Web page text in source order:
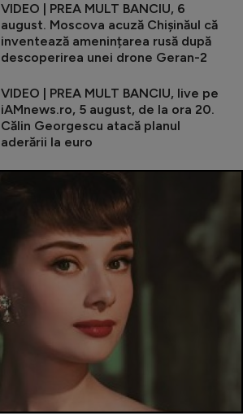
VIDEO | PREA MULT BANCIU, 6
august. Moscova acuză Chișinăul că
inventează amenințarea rusă după
descoperirea unei drone Geran-2
VIDEO | PREA MULT BANCIU, live pe
iAMnews.ro, 5 august, de la ora 20.
Călin Georgescu atacă planul
aderării la euro